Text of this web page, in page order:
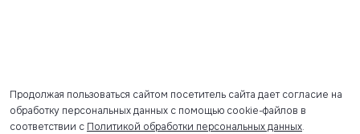
Продолжая пользоваться сайтом посетитель сайта дает согласие на
обработку персональных данных с помощью cookie-файлов в
соответствии с Политикой обработки персональных данных.